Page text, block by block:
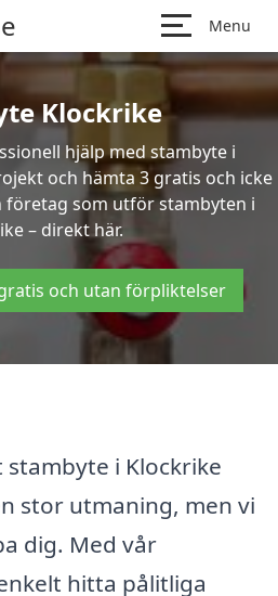
Menu
Klockrike
hjälp med stambyte i
och hämta 3 gratis och icke
som utför stambyten i
– direkt här.
och utan förpliktelser
i Klockrike
stor utmaning, men vi
dig. Med vår
hitta pålitliga